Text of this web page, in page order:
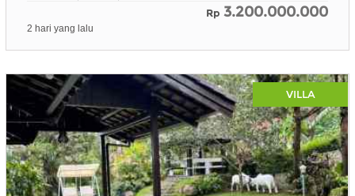
Rp 3.200.000.000
2 hari yang lalu
VILLA